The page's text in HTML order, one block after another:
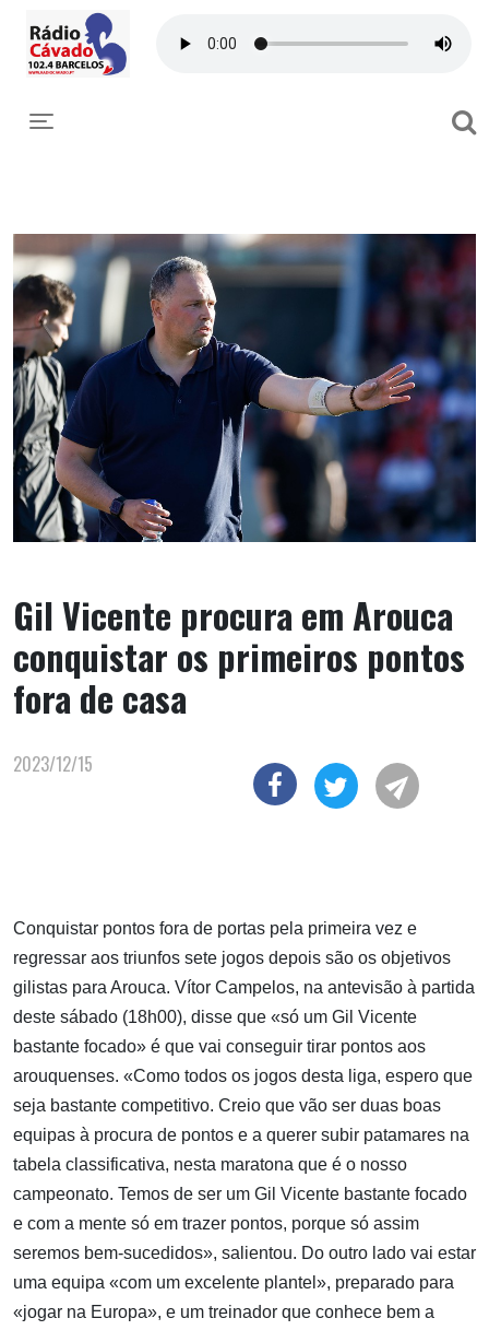
Toggle navigation
Gil Vicente procura em Arouca
conquistar os primeiros pontos
fora de casa
2023/12/15
Conquistar pontos fora de portas pela primeira vez e
regressar aos triunfos sete jogos depois são os objetivos
gilistas para Arouca. Vítor Campelos, na antevisão à partida
deste sábado (18h00), disse que «só um Gil Vicente
bastante focado» é que vai conseguir tirar pontos aos
arouquenses. «Como todos os jogos desta liga, espero que
seja bastante competitivo. Creio que vão ser duas boas
equipas à procura de pontos e a querer subir patamares na
tabela classificativa, nesta maratona que é o nosso
campeonato. Temos de ser um Gil Vicente bastante focado
e com a mente só em trazer pontos, porque só assim
seremos bem-sucedidos», salientou. Do outro lado vai estar
uma equipa «com um excelente plantel», preparado para
«jogar na Europa», e um treinador que conhece bem a